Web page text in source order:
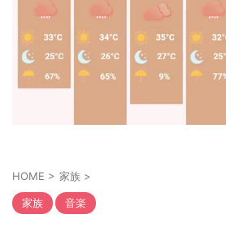
HOME > 家族 >
家族 音楽